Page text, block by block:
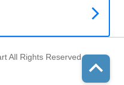
All Rights Reserved.